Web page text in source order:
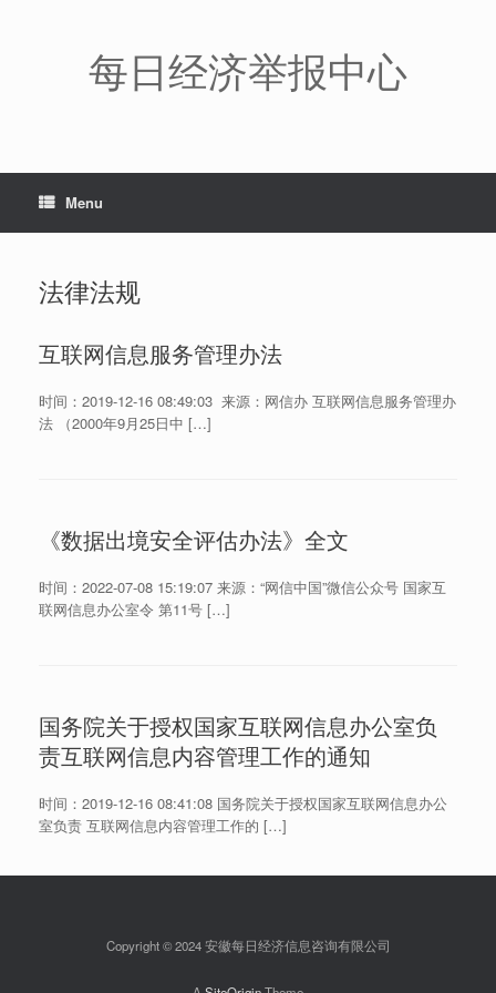
每日经济举报中心
Menu
法律法规
互联网信息服务管理办法
时间：2019-12-16 08:49:03 来源：网信办 互联网信息服务管理办
法 （2000年9月25日中 […]
《数据出境安全评估办法》全文
时间：2022-07-08 15:19:07 来源：“网信中国”微信公众号 国家互
联网信息办公室令 第11号 […]
国务院关于授权国家互联网信息办公室负
责互联网信息内容管理工作的通知
时间：2019-12-16 08:41:08 国务院关于授权国家互联网信息办公
室负责 互联网信息内容管理工作的 […]
Copyright © 2024 安徽每日经济信息咨询有限公司